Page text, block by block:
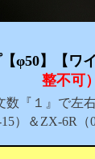
φ50】 【ワ
整不可）
数『１』で左
）＆ZX-6R